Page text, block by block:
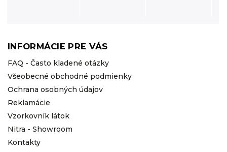
INFORMÁCIE PRE VÁS
FAQ - Často kladené otázky
Všeobecné obchodné podmienky
Ochrana osobných údajov
Reklamácie
Vzorkovník látok
Nitra - Showroom
Kontakty